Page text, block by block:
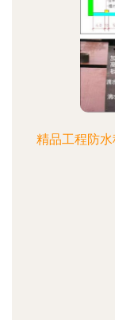
精品工程防